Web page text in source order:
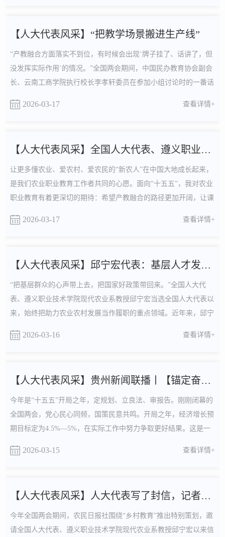
【人大代表风采】“把教学场景搬进生产线”
“产教融合方面落实不到位，有时候会出现‘牌子挂了、话讲了，但
没发挥实际作用’的情况。”全国两会期间，中国民办教育协会副会
长、云南工商学院执行校长李孝轩委员在参加小组讨论时的一番话
“企业参与教材开发、课程设计的深度不足，最新技术、工艺难以
2026-03-17 查看详情+
【人大代表风采】全国人大代表、遵义职业技术学院教师邱宁宏...
让更多懂农业、爱农村、爱农民的“新农人”在中国大地成长起来，
是我们农业职业教育工作者共同的心愿。面向“十五五”，我对农业
职业教育有着更深切的期待：希望产教融合的路径更加开阔，让课
间、把论文写在大地，让学生在解决真问题中练就真本领。希望更
2026-03-17 查看详情+
【人大代表风采】邱宁宏代表：基层人才发展，根基在培育，关...
“把基层群众的心声带上去，把国家好政策带回来。”全国人大代
表、遵义职业技术学院现代农业系教授邱宁宏当选全国人大代表以
来，始终把助力农业农村发展当作履职的重点领域。近年来，邱宁
农技人才、农户和企业负责人，收集社情民意。在走访调研中，邱
2026-03-16 查看详情+
【人大代表风采】贵州新闻联播丨【锚定奋斗目标 全力开局起步...
今年是“十五五”开局之年，定规划、立良法、审报告。刚刚闭幕的
全国两会，党心民心同频，国策民意共鸣。开局之年，经济增长预
期目标定为4.5%—5%，在实际工作中努力争取更好结果。这是一
的信心和力量
2026-03-15 查看详情+
【人大代表风采】人大代表写了封信，记者心微微一颤
今年全国两会期间，农民日报社围绕“乡村教育”推出特别策划，邀
请全国人大代表、遵义职业技术学院现代农业系教授邱宁宏以来信